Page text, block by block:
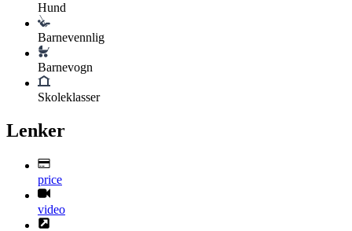
Hund
Barnevennlig
Barnevogn
Skoleklasser
Lenker
price
video